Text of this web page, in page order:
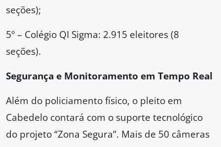
seções);
5º – Colégio QI Sigma: 2.915 eleitores (8
seções).
Segurança e Monitoramento em Tempo Real
Além do policiamento físico, o pleito em
Cabedelo contará com o suporte tecnológico
do projeto “Zona Segura”. Mais de 50 câmeras